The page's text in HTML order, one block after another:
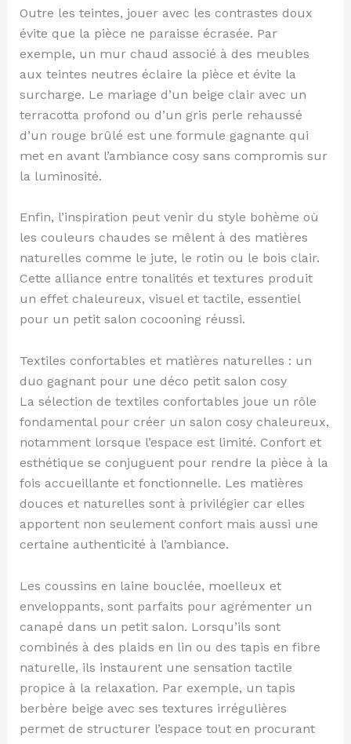
Outre les teintes, jouer avec les contrastes doux
évite que la pièce ne paraisse écrasée. Par
exemple, un mur chaud associé à des meubles
aux teintes neutres éclaire la pièce et évite la
surcharge. Le mariage d’un beige clair avec un
terracotta profond ou d’un gris perle rehaussé
d’un rouge brûlé est une formule gagnante qui
met en avant l’ambiance cosy sans compromis sur
la luminosité.
Enfin, l’inspiration peut venir du style bohème où
les couleurs chaudes se mêlent à des matières
naturelles comme le jute, le rotin ou le bois clair.
Cette alliance entre tonalités et textures produit
un effet chaleureux, visuel et tactile, essentiel
pour un petit salon cocooning réussi.
Textiles confortables et matières naturelles : un
duo gagnant pour une déco petit salon cosy
La sélection de textiles confortables joue un rôle
fondamental pour créer un salon cosy chaleureux,
notamment lorsque l’espace est limité. Confort et
esthétique se conjuguent pour rendre la pièce à la
fois accueillante et fonctionnelle. Les matières
douces et naturelles sont à privilégier car elles
apportent non seulement confort mais aussi une
certaine authenticité à l’ambiance.
Les coussins en laine bouclée, moelleux et
enveloppants, sont parfaits pour agrémenter un
canapé dans un petit salon. Lorsqu’ils sont
combinés à des plaids en lin ou des tapis en fibre
naturelle, ils instaurent une sensation tactile
propice à la relaxation. Par exemple, un tapis
berbère beige avec ses textures irrégulières
permet de structurer l’espace tout en procurant